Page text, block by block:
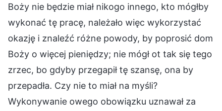
Boży nie będzie miał nikogo innego, kto mógłby
wykonać tę pracę, należało więc wykorzystać
okazję i znaleźć różne powody, by poprosić dom
Boży o więcej pieniędzy; nie mógł ot tak się tego
zrzec, bo gdyby przegapił tę szansę, ona by
przepadła. Czy nie to miał na myśli?
Wykonywanie owego obowiązku uznawał za